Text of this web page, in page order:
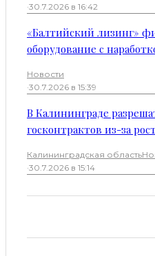
·30.7.2026 в 16:42
«Балтийский лизинг»
оборудование с
Новости
·30.7.2026 в 15:39
В Калининграде
госконтрактов из-за
Калининградская область
·30.7.2026 в 15:14